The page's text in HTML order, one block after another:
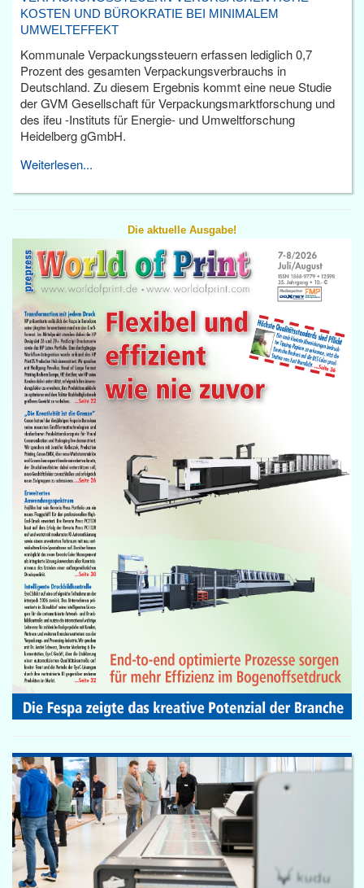
KOSTEN UND BÜROKRATIE BEI MINIMALEM
UMWELTEFFEKT
Kommunale Verpackungssteuern erfassen lediglich 0,7
Prozent des gesamten Verpackungsverbrauchs in
Deutschland. Zu diesem Ergebnis kommt eine neue Studie
der GVM Gesellschaft für Verpackungsmarktforschung und
des ifeu -Instituts für Energie- und Umweltforschung
Heidelberg gGmbH.
Weiterlesen...
Die aktuelle Ausgabe!